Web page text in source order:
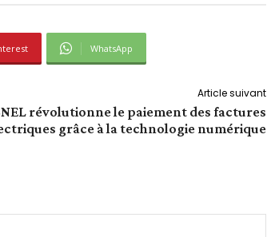
WhatsApp
Article suivant
révolutionne le paiement des factures
grâce à la technologie numérique